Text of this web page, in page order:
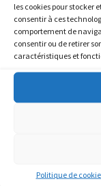
les cookies pour stocker
consentir à ces
comportement de
consentir ou de retirer
caractéristiques et
Politique de
PRODUITS